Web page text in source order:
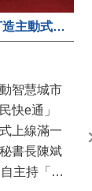
網路取代馬路 打造主動式數位便民服務 苗栗便民快e通 2.0智慧升級啟用
智慧城市
快e通」
上線滿一
書長陳斌
主持「便